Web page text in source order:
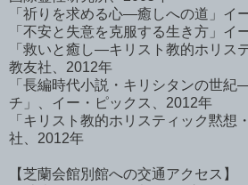
「祈りを求める心―癒しへの道」イ
「不安と失意を克服する生き方」イ
「救いと癒し―キリスト教的ホリス
教友社、2012年
「長編時代小説・キリシタンの世紀
チ」、イー・ピックス、2012年
「キリスト教的ホリスティック黙想
社、2012年
【芝蘭会館別館への交通アクセス】